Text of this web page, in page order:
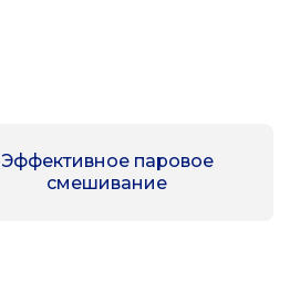
Эффективное паровое
смешивание